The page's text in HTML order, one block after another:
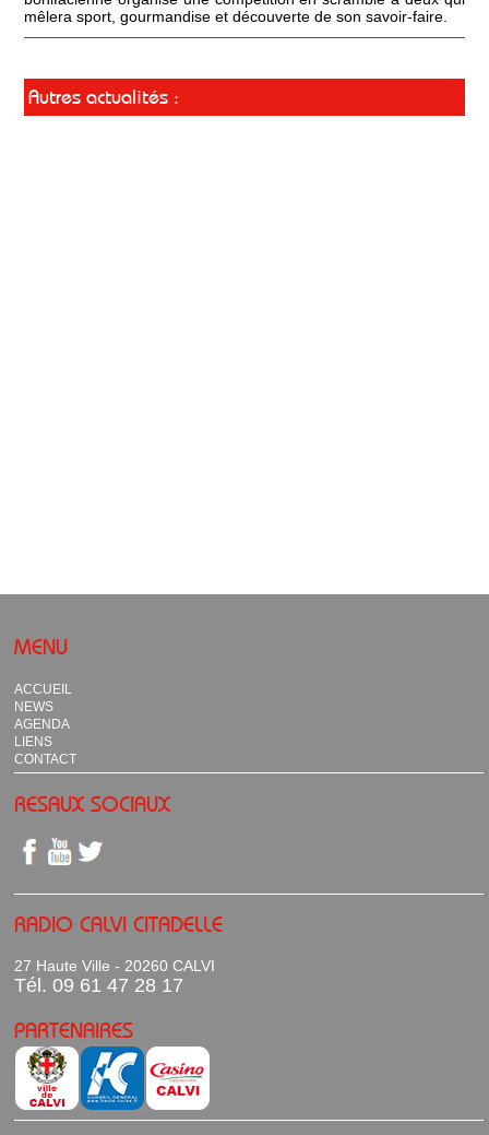
mêlera sport, gourmandise et découverte de son savoir-faire.
Autres actualités :
MENU
ACCUEIL
NEWS
AGENDA
LIENS
CONTACT
RESAUX SOCIAUX
RADIO CALVI CITADELLE
27 Haute Ville - 20260 CALVI
Tél. 09 61 47 28 17
PARTENAIRES